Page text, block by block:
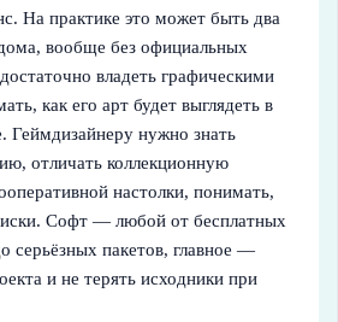
На практике это может быть два
вообще без официальных
владеть графическими
как его арт будет выглядеть в
Геймдизайнеру нужно знать
отличать коллекционную
настолки, понимать,
Софт — любой от бесплатных
серьёзных пакетов, главное —
и не терять исходники при